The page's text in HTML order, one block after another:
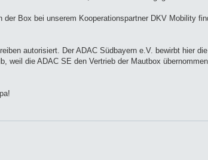
Box bei unserem Kooperationspartner DKV Mobility
autorisiert. Der ADAC Südbayern e.V. bewirbt hier
weil die ADAC SE den Vertrieb der Mautbox